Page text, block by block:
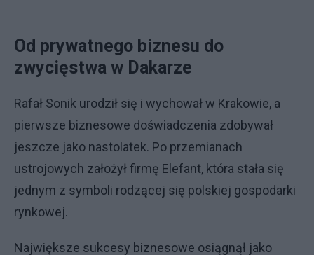
Od prywatnego biznesu do
zwycięstwa w Dakarze
Rafał Sonik urodził się i wychował w Krakowie, a
pierwsze biznesowe doświadczenia zdobywał
jeszcze jako nastolatek. Po przemianach
ustrojowych założył firmę Elefant, która stała się
jednym z symboli rodzącej się polskiej gospodarki
rynkowej.
Największe sukcesy biznesowe osiągnął jako